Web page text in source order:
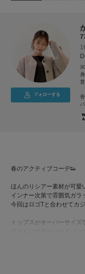
フォローする
春のアクティブコーデ👟
ほんのりシアー素材が可愛
インナー次第で雰囲気ガラ
今回はロゴTと合わせてカジ
トップスがオーバーサイズ